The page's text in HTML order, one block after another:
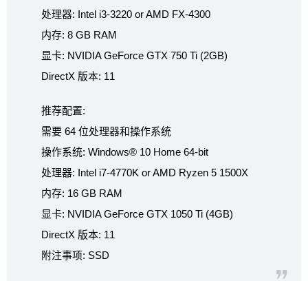
处理器: Intel i3-3220 or AMD FX-4300
内存: 8 GB RAM
显卡: NVIDIA GeForce GTX 750 Ti (2GB)
DirectX 版本: 11
推荐配置:
需要 64 位处理器和操作系统
操作系统: Windows® 10 Home 64-bit
处理器: Intel i7-4770K or AMD Ryzen 5 1500X
内存: 16 GB RAM
显卡: NVIDIA GeForce GTX 1050 Ti (4GB)
DirectX 版本: 11
附注事项: SSD